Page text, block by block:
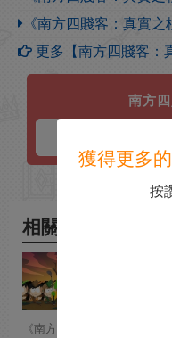
《南方四賤客：真實
更多【南方四賤客：
南方
相關新聞
18禁
《南方公園》是一部經典的
獲得更多
按